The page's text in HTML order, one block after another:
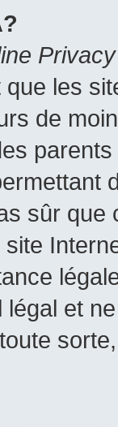
les
de
parents
sûr
et